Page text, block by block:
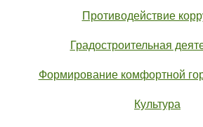
Противодействие
Градостроительная
Формирование комфортной
Культура